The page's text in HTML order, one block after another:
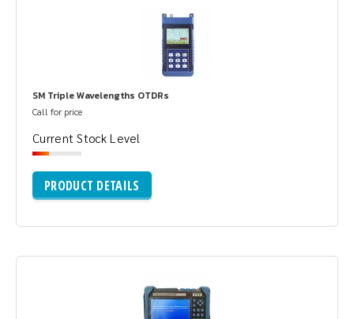
SM Triple Wavelengths OTDRs
Call for price
Current Stock Level
PRODUCT DETAILS